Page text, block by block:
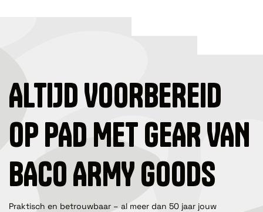
ALTIJD VOORBEREID
OP PAD MET GEAR VAN
BACO ARMY GOODS
Praktisch en betrouwbaar – al meer dan 50 jaar jouw